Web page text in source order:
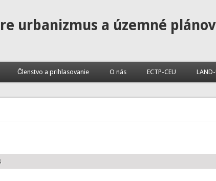
urbanizmus a územné
Členstvo a prihlasovanie O nás ECTP-CEU